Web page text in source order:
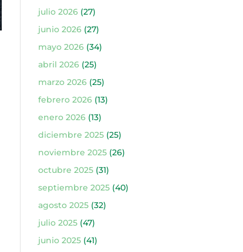
julio 2026(27)
junio 2026(27)
mayo 2026(34)
abril 2026(25)
marzo 2026(25)
febrero 2026(13)
enero 2026(13)
diciembre 2025(25)
noviembre 2025(26)
octubre 2025(31)
septiembre 2025(40)
agosto 2025(32)
julio 2025(47)
junio 2025(41)